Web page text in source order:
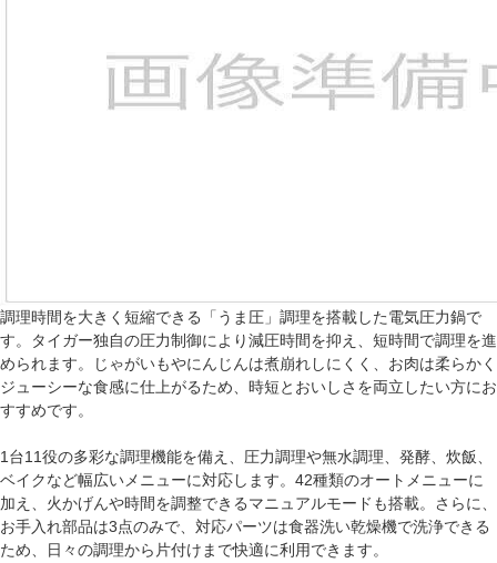
調理時間を大きく短縮できる「うま圧」調理を搭載した電気圧力鍋で
す。タイガー独自の圧力制御により減圧時間を抑え、短時間で調理を進
められます。じゃがいもやにんじんは煮崩れしにくく、お肉は柔らかく
ジューシーな食感に仕上がるため、時短とおいしさを両立したい方にお
すすめです。
1台11役の多彩な調理機能を備え、圧力調理や無水調理、発酵、炊飯、
ベイクなど幅広いメニューに対応します。42種類のオートメニューに
加え、火かげんや時間を調整できるマニュアルモードも搭載。さらに、
お手入れ部品は3点のみで、対応パーツは食器洗い乾燥機で洗浄できる
ため、日々の調理から片付けまで快適に利用できます。